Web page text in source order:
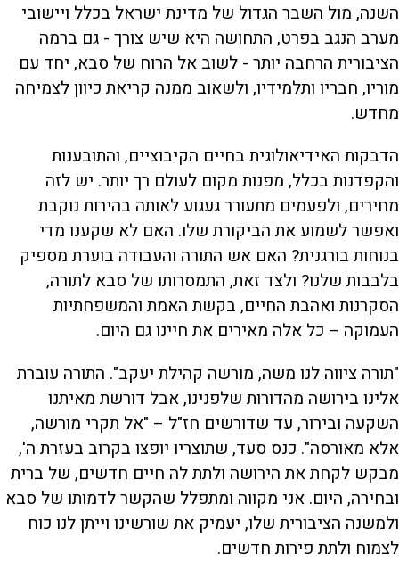
השנה, מול השבר הגדול של מדינת ישראל בכלל ויישובי
מערב הנגב בפרט, התחושה היא שיש צורך - גם ברמה
הציבורית הרחבה יותר - לשוב אל הרוח של סבא, יחד עם
מוריו, חבריו ותלמידיו, ולשאוב ממנה קריאת כיוון לצמיחה
מחדש.
הדבקות האידיאולוגית בחיים הקיבוציים, והתובענות
והקפדנות בכלל, מפנות מקום לעולם רך יותר. יש לזה
מחירים, ולפעמים מתעורר געגוע לאותה בהירות נוקבת
ואפשר לשמוע את הביקורת שלו. האם לא שקענו מדי
בנוחות בורגנית? האם אש התורה והעבודה בוערת מספיק
בלבבות שלנו? ולצד זאת, התמסרותו של סבא לתורה,
הסקרנות ואהבת החיים, בקשת האמת והמשפחתיות
העמוקה – כל אלה מאירים את חיינו גם היום.
"תורה ציווה לנו משה, מורשה קהילת יעקב". התורה עוברת
אלינו בירושה מהדורות שלפנינו, אבל דורשת מאיתנו
השקעה ובירור, עד שדורשים חז"ל – "אל תקרי מורשה,
אלא מאורסה". כנס סעד, שתוצריו יופצו בקרוב בעזרת ה',
מבקש לקחת את הירושה ולתת לה חיים חדשים, של ברית
ובחירה, היום. אני מקווה ומתפלל שהקשר לדמותו של סבא
ולמשנה הציבורית שלו, יעמיק את שורשינו וייתן לנו כוח
לצמוח ולתת פירות חדשים.